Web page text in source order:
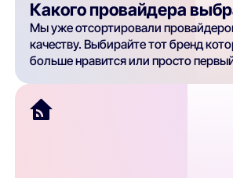
Какого провайдера
Мы уже отсортировали
качеству. Выбирайте тот бренд
больше нравится или просто